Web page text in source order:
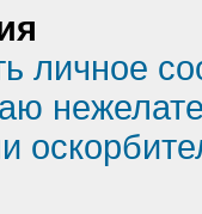
личное